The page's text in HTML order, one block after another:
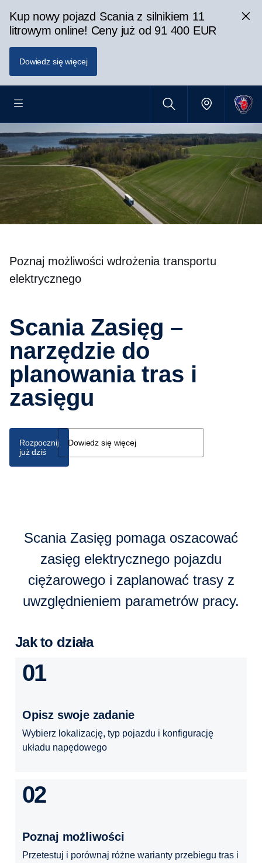
Kup nowy pojazd Scania z silnikiem 11
litrowym online! Ceny już od 91 400 EUR
Dowiedz się więcej
Poznaj możliwości wdrożenia transportu
elektrycznego
Scania Zasięg –
narzędzie do
planowania tras i
zasięgu
Rozpocznij
już dziś
Dowiedz się więcej
Scania Zasięg pomaga oszacować
zasięg elektrycznego pojazdu
ciężarowego i zaplanować trasy z
uwzględnieniem parametrów pracy.
Jak to działa
01
Opisz swoje zadanie
Wybierz lokalizację, typ pojazdu i konfigurację
układu napędowego
02
Poznaj możliwości
Przetestuj i porównaj różne warianty przebiegu tras i